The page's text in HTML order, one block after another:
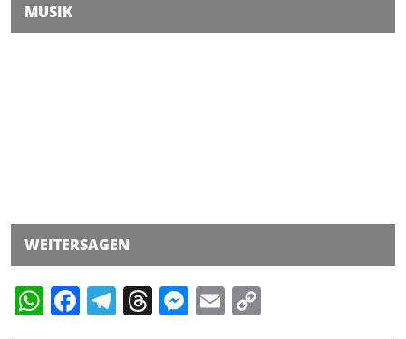
MUSIK
WEITERSAGEN
WhatsApp
Facebook
Telegram
Threads
Messenger
Email